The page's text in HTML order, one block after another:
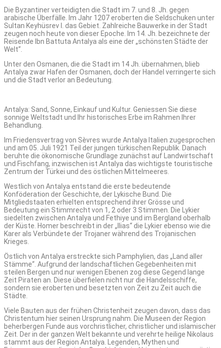
Die Byzantiner verteidigten die Stadt im 7. und 8. Jh. gegen
arabische Überfälle. Im Jahr 1207 eroberten die Seldschuken unter
Sultan Keyhüsrev I. das Gebiet. Zahlreiche Bauwerke in der Stadt
zeugen noch heute von dieser Epoche. Im 14. Jh. bezeichnete der
Reisende Ibn Battuta Antalya als eine der „schönsten Städte der
Welt“.
Unter den Osmanen, die die Stadt im 14 Jh. übernahmen, blieb
Antalya zwar Hafen der Osmanen, doch der Handel verringerte sich
und die Stadt verlor an Bedeutung.
Antalya: Sand, Sonne, Einkauf und Kultur. Geniessen Sie diese
sonnige Weltstadt und Ihr historisches Erbe im Rahmen Ihrer
Behandlung.
Im Friedensvertrag von Sèvres wurde Antalya Italien zugesprochen
und am 05. Juli 1921 Teil der jungen türkischen Republik. Danach
beruhte die ökonomische Grundlage zunächst auf Landwirtschaft
und Fischfang, inzwischen ist Antalya das wichtigste touristische
Zentrum der Türkei und des östlichen Mittelmeeres.
Westlich von Antalya entstand die erste bedeutende
Konföderation der Geschichte, der Lykische Bund. Die
Mitgliedstaaten erhielten entsprechend ihrer Grösse und
Bedeutung ein Stimmrecht von 1, 2 oder 3 Stimmen. Die Lykier
siedelten zwischen Antalya und Fethiye und im Bergland oberhalb
der Küste. Homer beschreibt in der „Ilias“ die Lykier ebenso wie die
Karer als Verbündete der Trojaner während des Trojanischen
Krieges.
Östlich von Antalya erstreckte sich Pamphylien, das „Land aller
Stämme“. Aufgrund der landschaftlichen Gegebenheiten mit
steilen Bergen und nur wenigen Ebenen zog diese Gegend lange
Zeit Piraten an. Diese überfielen nicht nur die Handelsschiffe,
sondern sie eroberten und besetzten von Zeit zu Zeit auch die
Städte.
Viele Bauten aus der frühen Christenheit zeugen davon, dass das
Christentum hier seinen Ursprung nahm. Die Museen der Region
beherbergen Funde aus vorchristlicher, christlicher und islamischer
Zeit. Der in der ganzen Welt bekannte und verehrte heilige Nikolaus
stammt aus der Region Antalya. Legenden, Mythen und